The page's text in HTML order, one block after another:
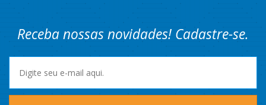
Receba nossas novidades! Cadastre-se.